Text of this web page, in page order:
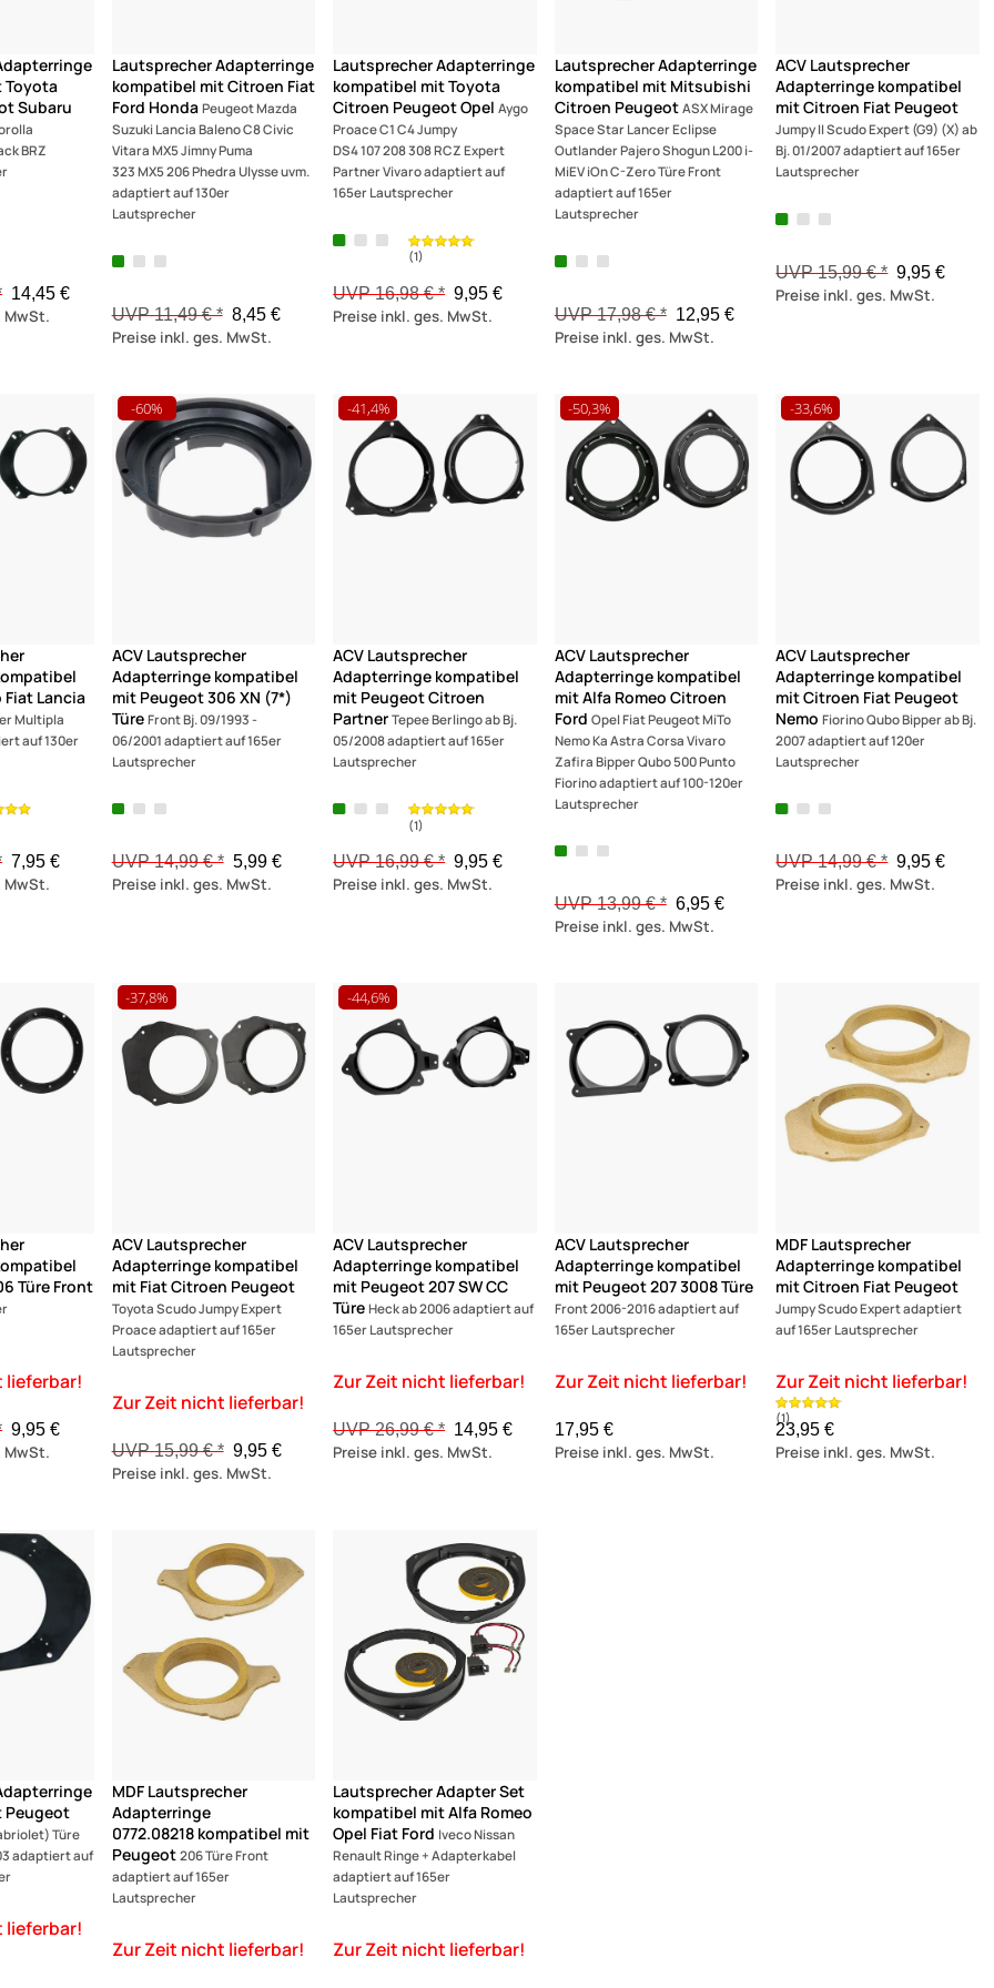
Toyota
Subaru
BRZ
14,45 €
MwSt.
Lautsprecher Adapterringe
kompatibel mit Citroen Fiat
Ford Honda Peugeot Mazda
Suzuki Lancia Baleno C8 Civic
Vitara MX5 Jimny Puma
323 MX5 206 Phedra Ulysse uvm.
adaptiert auf 130er
Lautsprecher
UVP 11,49 € *8,45 €
Preise inkl. ges. MwSt.
Lautsprecher Adapterringe
kompatibel mit Toyota
Citroen Peugeot Opel Aygo
Proace C1 C4 Jumpy
DS4 107 208 308 RCZ Expert
Partner Vivaro adaptiert auf
165er Lautsprecher
(1)
UVP 16,98 € *9,95 €
Preise inkl. ges. MwSt.
Lautsprecher Adapterringe
kompatibel mit Mitsubishi
Citroen Peugeot ASX Mirage
Space Star Lancer Eclipse
Outlander Pajero Shogun L200 i-
MiEV iOn C-Zero Türe Front
adaptiert auf 165er
Lautsprecher
UVP 17,98 € *12,95 €
Preise inkl. ges. MwSt.
ACV Lautsprecher
Adapterringe kompatibel
mit Citroen Fiat Peugeot
Jumpy II Scudo Expert (G9) (X) ab
Bj. 01/2007 adaptiert auf 165er
Lautsprecher
UVP 15,99 € *9,95 €
Preise inkl. ges. MwSt.
Fiat Lancia
Multipla
auf 130er
7,95 €
MwSt.
ACV Lautsprecher
Adapterringe kompatibel
mit Peugeot 306 XN (7*)
Türe Front Bj. 09/1993 -
06/2001 adaptiert auf 165er
Lautsprecher
UVP 14,99 € *5,99 €
-60%
Preise inkl. ges. MwSt.
ACV Lautsprecher
Adapterringe kompatibel
mit Peugeot Citroen
Partner Tepee Berlingo ab Bj.
05/2008 adaptiert auf 165er
Lautsprecher
UVP 16,99 € *9,95 €
-41,4%
Preise inkl. ges. MwSt.
ACV Lautsprecher
Adapterringe kompatibel
mit Alfa Romeo Citroen
Ford Opel Fiat Peugeot MiTo
Nemo Ka Astra Corsa Vivaro
Zafira Bipper Qubo 500 Punto
Fiorino adaptiert auf 100-120er
Lautsprecher
UVP 13,99 € *6,95 €
-50,3%
Preise inkl. ges. MwSt.
ACV Lautsprecher
Adapterringe kompatibel
mit Citroen Fiat Peugeot
Nemo Fiorino Qubo Bipper ab Bj.
2007 adaptiert auf 120er
Lautsprecher
UVP 14,99 € *9,95 €
-33,6%
Preise inkl. ges. MwSt.
Türe Front
9,95 €
MwSt.
ACV Lautsprecher
Adapterringe kompatibel
mit Fiat Citroen Peugeot
Toyota Scudo Jumpy Expert
Proace adaptiert auf 165er
Lautsprecher
UVP 15,99 € *9,95 €
-37,8%
Preise inkl. ges. MwSt.
ACV Lautsprecher
Adapterringe kompatibel
mit Peugeot 207 SW CC
Türe Heck ab 2006 adaptiert auf
165er Lautsprecher
UVP 26,99 € *14,95 €
-44,6%
Preise inkl. ges. MwSt.
ACV Lautsprecher
Adapterringe kompatibel
mit Peugeot 207 3008 Türe
Front 2006-2016 adaptiert auf
165er Lautsprecher
17,95 €
Preise inkl. ges. MwSt.
MDF Lautsprecher
Adapterringe kompatibel
mit Citroen Fiat Peugeot
Jumpy Scudo Expert adaptiert
auf 165er Lautsprecher
23,95 €
Preise inkl. ges. MwSt.
Peugeot
Türe
adaptiert auf
MDF Lautsprecher
Adapterringe
0772.08218 kompatibel mit
Peugeot 206 Türe Front
adaptiert auf 165er
Lautsprecher
Lautsprecher Adapter Set
kompatibel mit Alfa Romeo
Opel Fiat Ford Iveco Nissan
Renault Ringe + Adapterkabel
adaptiert auf 165er
Lautsprecher